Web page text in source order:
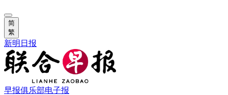
简
繁
新明日报
早报俱乐部电子报